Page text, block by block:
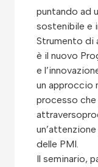
puntando ad
sostenibile e
Strumento di
è il nuovo
e
un approccio
processo che
delle PMI.
Il seminario,